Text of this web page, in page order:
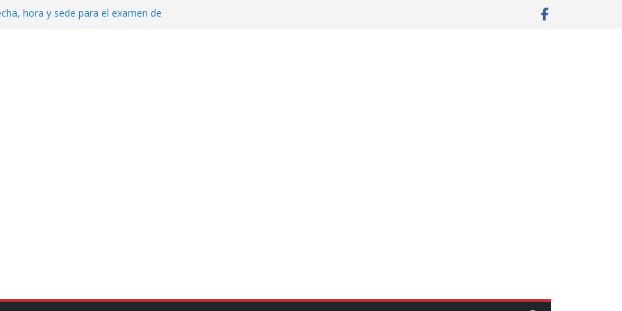
hora y sede para el examen de
no es asunto político: Sheinbaum